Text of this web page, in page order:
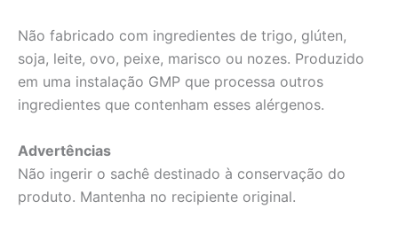
Não fabricado com ingredientes de trigo, glúten,
soja, leite, ovo, peixe, marisco ou nozes. Produzido
em uma instalação GMP que processa outros
ingredientes que contenham esses alérgenos.
Advertências
Não ingerir o sachê destinado à conservação do
produto. Mantenha no recipiente original.